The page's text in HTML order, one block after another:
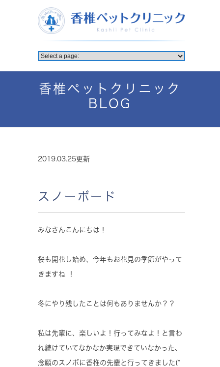
香椎ペットクリニック
BLOG
2019.03.25更新
スノーボード
みなさんこんにちは！
桜も開花し始め、今年もお花見の季節がやって
きますね ！
冬にやり残したことは何もありませんか？？
私は先輩に、楽しいよ！行ってみなよ！と言わ
れ続けていてなかなか実現できていなかった、
念願のスノボに香椎の先輩と行ってきました(*